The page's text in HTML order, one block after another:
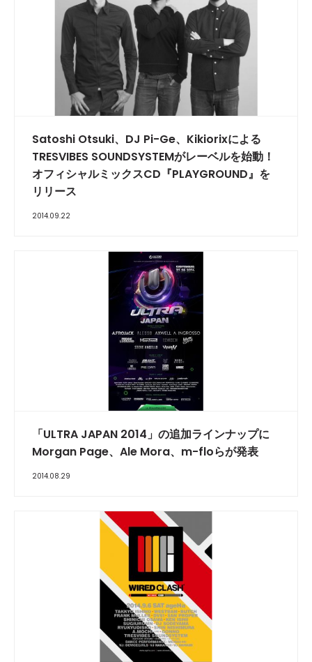
Satoshi Otsuki、DJ Pi-Ge、Kikiorixによる
TRESVIBES SOUNDSYSTEMがレーベルを始動！
オフィシャルミックスCD『PLAYGROUND』を
リリース
2014.09.22
「ULTRA JAPAN 2014」の追加ラインナップに
Morgan Page、Ale Mora、m-floらが発表
2014.08.29